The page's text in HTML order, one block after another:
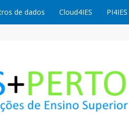
de dados Cloud4IES PI4IES